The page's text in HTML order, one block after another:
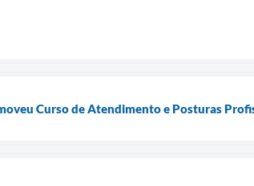
Curso de Atendimento e Posturas